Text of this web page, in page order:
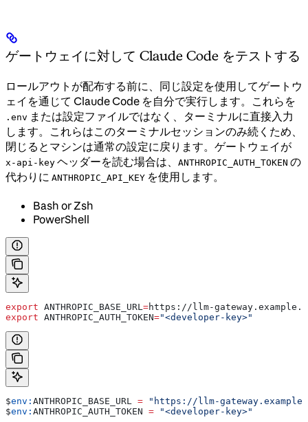
ゲートウェイに対して Claude Code をテストする
ロールアウトが配布する前に、同じ設定を使用してゲートウ
ェイを通じて Claude Code を自分で実行します。これらを
.env または設定ファイルではなく、ターミナルに直接入力
します。これらはこのターミナルセッションのみ続くため、
閉じるとマシンは通常の設定に戻ります。ゲートウェイが
x-api-key ヘッダーを読む場合は、 ANTHROPIC_AUTH_TOKEN の
代わりに ANTHROPIC_API_KEY を使用します。
Bash or Zsh
PowerShell
export ANTHROPIC_BASE_URL =https ://llm-gateway . example .
export ANTHROPIC_AUTH_TOKEN="<developer-key>"
$env: ANTHROPIC_BASE_URL = "https://llm-
$env: ANTHROPIC_AUTH_TOKEN = "<developer-key>"